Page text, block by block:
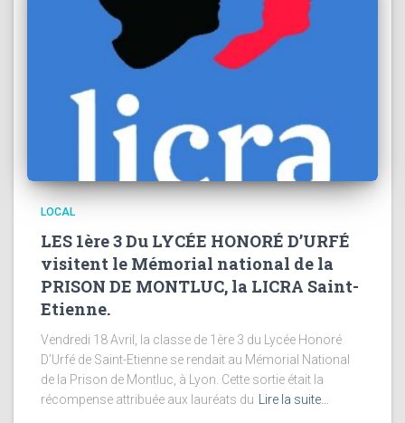
LOCAL
LES 1ère 3 Du LYCÉE HONORÉ D’URFÉ
visitent le Mémorial national de la
PRISON DE MONTLUC, la LICRA Saint-
Etienne.
Vendredi 18 Avril, la classe de 1ère 3 du Lycée Honoré
D’Urfé de Saint-Etienne se rendait au Mémorial National
de la Prison de Montluc, à Lyon. Cette sortie était la
récompense attribuée aux lauréats du
Lire la suite…